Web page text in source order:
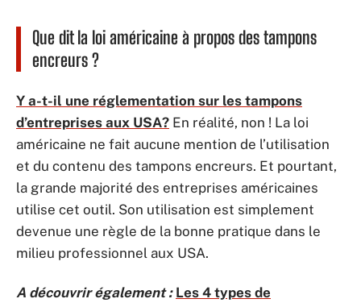
Que dit la loi américaine à propos des tampons
encreurs ?
Y a-t-il une réglementation sur les tampons
d’entreprises aux USA? En réalité, non ! La loi
américaine ne fait aucune mention de l’utilisation
et du contenu des tampons encreurs. Et pourtant,
la grande majorité des entreprises américaines
utilise cet outil. Son utilisation est simplement
devenue une règle de la bonne pratique dans le
milieu professionnel aux USA.
A découvrir également : Les 4 types de